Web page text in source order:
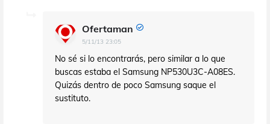
Ofertaman
5/11/13 23:05
No sé si lo encontrarás, pero similar a lo que
buscas estaba el Samsung NP530U3C-A08ES.
Quizás dentro de poco Samsung saque el
sustituto.